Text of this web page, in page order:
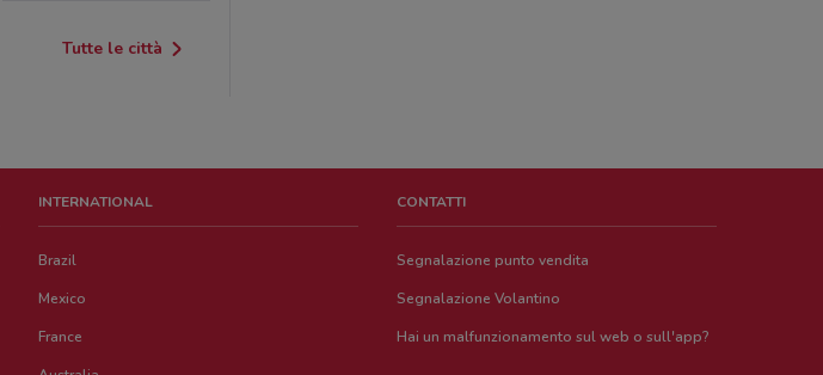
Tutte le città
INTERNATIONAL
Brazil
Mexico
France
CONTATTI
Segnalazione punto vendita
Segnalazione Volantino
Hai un malfunzionamento sul web o sull'app?